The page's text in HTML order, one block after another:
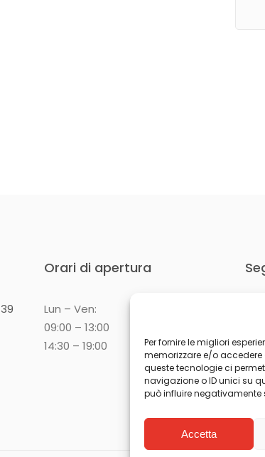
Per fornire le migliori
memorizzare e/o
queste tecnologie ci
navigazione o ID unici su
può influire negativamente
Accetta
Orari di apertura
Lun – Ven:
09:00 – 13:00
14:30 – 19:00